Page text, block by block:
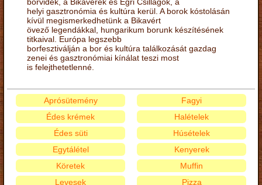
helyi gasztronómia és kultúra kerül. A borok kóstolásán
kívül megismerkedhetünk a Bikavért
övező legendákkal, hungarikum borunk készítésének
titkaival. Európa legszebb
borfesztiválján a bor és kultúra találkozását gazdag
zenei és gasztronómiai kínálat teszi most
is felejthetetlenné.
Aprósütemény
Édes krémek
Édes süti
Egytálétel
Fagyi
Halételek
Húsételek
Kenyerek
Köretek
Levesek
Muffin
Pizza